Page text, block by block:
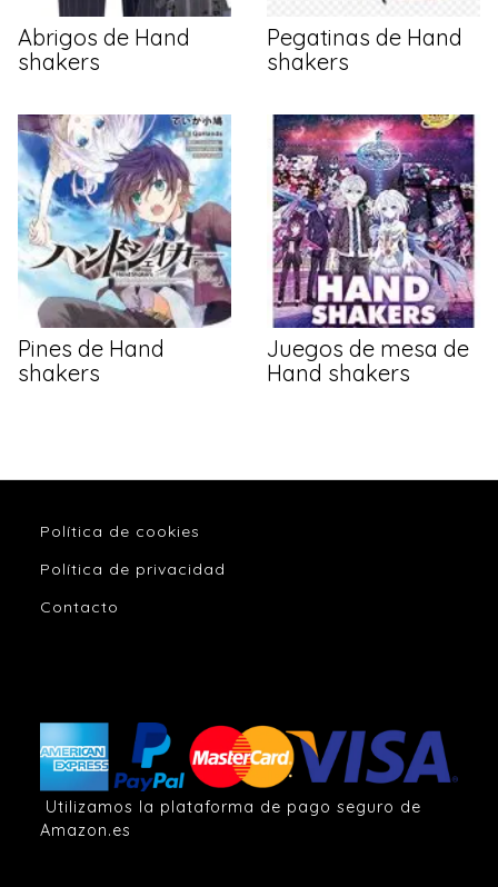
Abrigos de Hand
shakers
Pegatinas de Hand
shakers
Pines de Hand
shakers
Juegos de mesa de
Hand shakers
Política de cookies
Política de privacidad
Contacto
Utilizamos la plataforma de pago seguro de
Amazon.es